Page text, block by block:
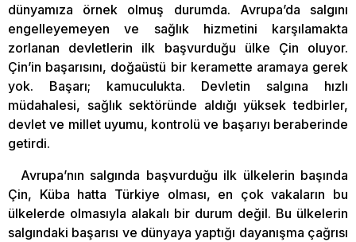
dünyamıza örnek olmuş durumda. Avrupa’da salgını
engelleyemeyen ve sağlık hizmetini karşılamakta
zorlanan devletlerin ilk başvurduğu ülke Çin oluyor.
Çin’in başarısını, doğaüstü bir keramette aramaya gerek
yok. Başarı; kamuculukta. Devletin salgına hızlı
müdahalesi, sağlık sektöründe aldığı yüksek tedbirler,
devlet ve millet uyumu, kontrolü ve başarıyı beraberinde
getirdi.
Avrupa’nın salgında başvurduğu ilk ülkelerin başında
Çin, Küba hatta Türkiye olması, en çok vakaların bu
ülkelerde olmasıyla alakalı bir durum değil. Bu ülkelerin
salgındaki başarısı ve dünyaya yaptığı dayanışma çağrısı